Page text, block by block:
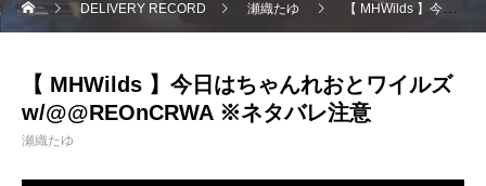
DELIVERY RECORD 瀬織たゆ 【 MHWilds 】今日はちゃんれおとワイルズ w/@‪@REOnCRWA‬ ※ネタバレ注意
【 MHWilds 】今日はちゃんれおとワイルズ
w/@‪@REOnCRWA‬ ※ネタバレ注意
瀬織たゆ